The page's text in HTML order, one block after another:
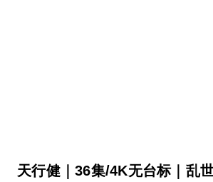
天行健｜36集/4K无台标｜乱